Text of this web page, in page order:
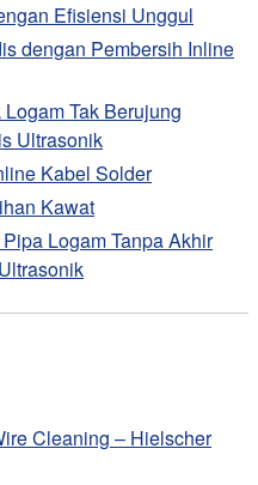
Efisiensi Unggul
dengan Pembersih Inline
Tak Berujung
Ultrasonik
Kabel Solder
Kawat
Logam Tanpa Akhir
Cleaning – Hielscher